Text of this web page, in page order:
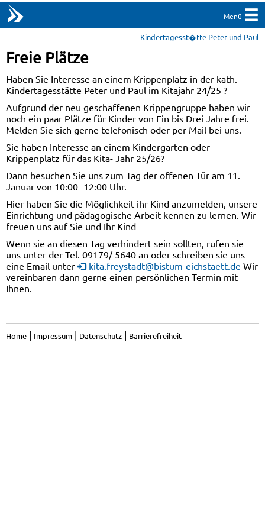
Menü
Kindertagesst�tte Peter und Paul
Freie Plätze
Haben Sie Interesse an einem Krippenplatz in der kath.
Kindertagesstätte Peter und Paul im Kitajahr 24/25 ?
Aufgrund der neu geschaffenen Krippengruppe haben wir
noch ein paar Plätze für Kinder von Ein bis Drei Jahre frei.
Melden Sie sich gerne telefonisch oder per Mail bei uns.
Sie haben Interesse an einem Kindergarten oder
Krippenplatz für das Kita- Jahr 25/26?
Dann besuchen Sie uns zum Tag der offenen Tür am 11.
Januar von 10:00 -12:00 Uhr.
Hier haben Sie die Möglichkeit ihr Kind anzumelden, unsere
Einrichtung und pädagogische Arbeit kennen zu lernen. Wir
freuen uns auf Sie und Ihr Kind
Wenn sie an diesen Tag verhindert sein sollten, rufen sie
uns unter der Tel. 09179/ 5640 an oder schreiben sie uns
eine Email unter
kita.freystadt@bistum-eichstaett.de Wir
vereinbaren dann gerne einen persönlichen Termin mit
Ihnen.
Home | Impressum | Datenschutz | Barrierefreiheit